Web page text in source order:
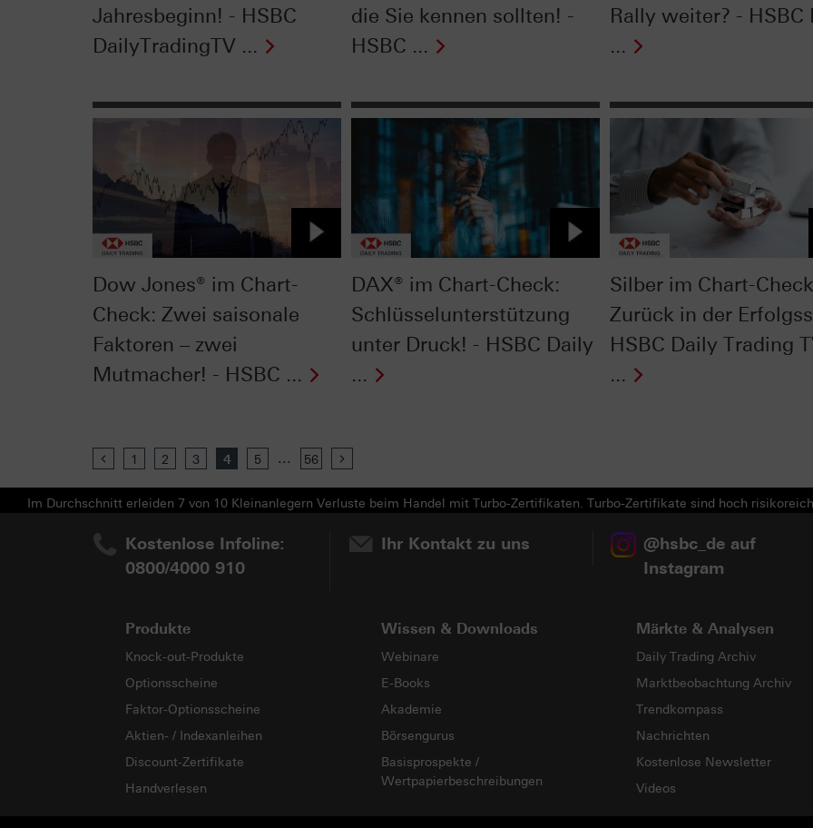
Jahresbeginn! - HSBC
DailyTradingTV ...
die Sie kennen sollten! -
HSBC ...
Rally weiter? - HSBC
...
Dow Jones® im Chart-
Check: Zwei saisonale
Faktoren – zwei
Mutmacher! - HSBC ...
DAX® im Chart-Check:
Schlüsselunterstützung
unter Druck! - HSBC Daily
...
Silber im Chart-
Zurück in der
HSBC Daily Trading
...
Previous
1 2 3 4 5 ... 56
Im Durchschnitt erleiden 7 von 10 Kleinanlegern Verluste beim Handel mit Turbo-Zertifikaten. Turbo-Zertifikate sind hoch
Kostenlose Infoline:
0800/4000 910
Ihr Kontakt zu uns
@hsbc_de auf
Instagram
Produkte
Knock-out-Produkte
Optionsscheine
Faktor-Optionsscheine
Aktien- / Indexanleihen
Discount-Zertifikate
Handverlesen
Wissen & Downloads
Webinare
E-Books
Akademie
Börsengurus
Basisprospekte /
Wertpapierbeschreibungen
Märkte & Analysen
Daily Trading Archiv
Marktbeobachtung Archiv
Trendkompass
Nachrichten
Kostenlose Newsletter
Videos